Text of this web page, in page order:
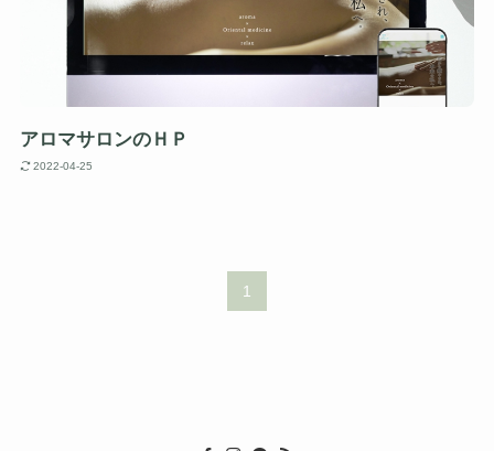
アロマサロンのＨＰ
2022-04-25
1